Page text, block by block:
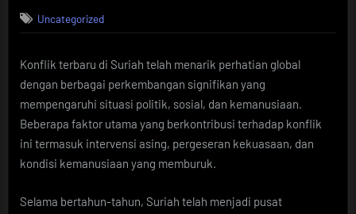
Uncategorized
Konflik terbaru di Suriah telah menarik perhatian global
dengan berbagai perkembangan signifikan yang
mempengaruhi situasi politik, sosial, dan kemanusiaan.
Beberapa faktor utama yang berkontribusi terhadap konflik
ini termasuk intervensi asing, pergeseran kekuasaan, dan
kondisi kemanusiaan yang memburuk.
Selama bertahun-tahun, Suriah telah menjadi pusat